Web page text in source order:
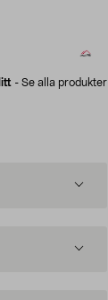
- Se alla produkter